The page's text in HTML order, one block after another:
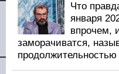
Что
января
впрочем,
заморачиватся,